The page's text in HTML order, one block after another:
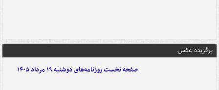
برگزیده عکس
صفحه نخست روزنامه‌های دوشنبه ۱۹ مرداد ۱۴۰۵